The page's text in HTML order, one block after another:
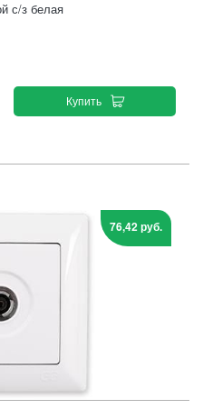
с/з белая
Купить
76,42 руб.